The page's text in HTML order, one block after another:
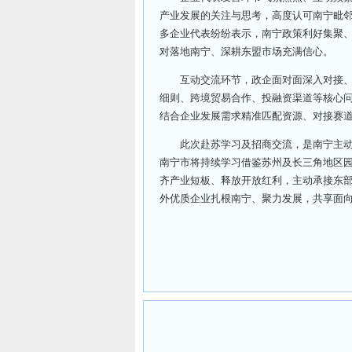
产业发展的关注与思考，高度认可南宁毗
多企业代表纷纷表示，南宁政策利好集聚
对落地南宁、深耕东盟市场充满信心。
互动交流环节，政企面对面深入对接、
细则、跨境贸易合作、投融资渠道等核心
结合企业发展需求精准匹配资源、对接赛
此次赴苏学习及招商交流，是南宁主动
南宁市将持续学习借鉴苏州及长三角地区
齐产业短板、释放开放红利，主动承接东
外优质企业扎根南宁、聚力发展，共享面